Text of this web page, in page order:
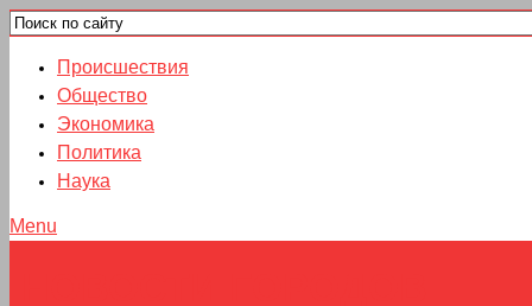
Происшествия
Общество
Экономика
Политика
Наука
Menu